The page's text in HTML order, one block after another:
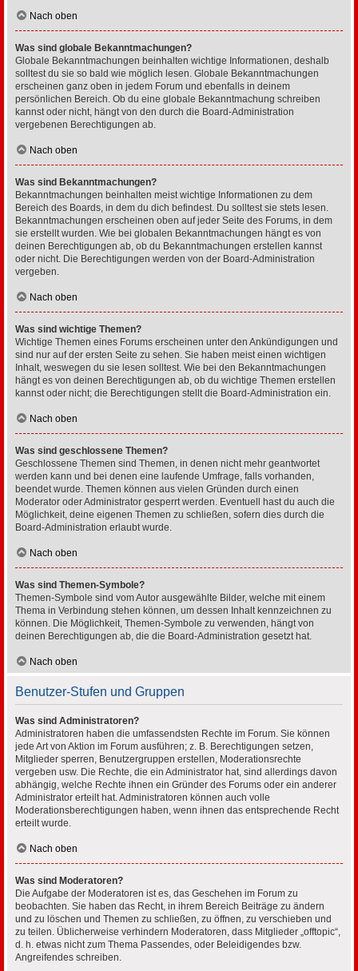
Nach oben
Was sind globale Bekanntmachungen?
Globale Bekanntmachungen beinhalten wichtige Informationen, deshalb
solltest du sie so bald wie möglich lesen. Globale Bekanntmachungen
erscheinen ganz oben in jedem Forum und ebenfalls in deinem
persönlichen Bereich. Ob du eine globale Bekanntmachung schreiben
kannst oder nicht, hängt von den durch die Board-Administration
vergebenen Berechtigungen ab.
Nach oben
Was sind Bekanntmachungen?
Bekanntmachungen beinhalten meist wichtige Informationen zu dem
Bereich des Boards, in dem du dich befindest. Du solltest sie stets lesen.
Bekanntmachungen erscheinen oben auf jeder Seite des Forums, in dem
sie erstellt wurden. Wie bei globalen Bekanntmachungen hängt es von
deinen Berechtigungen ab, ob du Bekanntmachungen erstellen kannst
oder nicht. Die Berechtigungen werden von der Board-Administration
vergeben.
Nach oben
Was sind wichtige Themen?
Wichtige Themen eines Forums erscheinen unter den Ankündigungen und
sind nur auf der ersten Seite zu sehen. Sie haben meist einen wichtigen
Inhalt, weswegen du sie lesen solltest. Wie bei den Bekanntmachungen
hängt es von deinen Berechtigungen ab, ob du wichtige Themen erstellen
kannst oder nicht; die Berechtigungen stellt die Board-Administration ein.
Nach oben
Was sind geschlossene Themen?
Geschlossene Themen sind Themen, in denen nicht mehr geantwortet
werden kann und bei denen eine laufende Umfrage, falls vorhanden,
beendet wurde. Themen können aus vielen Gründen durch einen
Moderator oder Administrator gesperrt werden. Eventuell hast du auch die
Möglichkeit, deine eigenen Themen zu schließen, sofern dies durch die
Board-Administration erlaubt wurde.
Nach oben
Was sind Themen-Symbole?
Themen-Symbole sind vom Autor ausgewählte Bilder, welche mit einem
Thema in Verbindung stehen können, um dessen Inhalt kennzeichnen zu
können. Die Möglichkeit, Themen-Symbole zu verwenden, hängt von
deinen Berechtigungen ab, die die Board-Administration gesetzt hat.
Nach oben
Benutzer-Stufen und Gruppen
Was sind Administratoren?
Administratoren haben die umfassendsten Rechte im Forum. Sie können
jede Art von Aktion im Forum ausführen; z. B. Berechtigungen setzen,
Mitglieder sperren, Benutzergruppen erstellen, Moderationsrechte
vergeben usw. Die Rechte, die ein Administrator hat, sind allerdings davon
abhängig, welche Rechte ihnen ein Gründer des Forums oder ein anderer
Administrator erteilt hat. Administratoren können auch volle
Moderationsberechtigungen haben, wenn ihnen das entsprechende Recht
erteilt wurde.
Nach oben
Was sind Moderatoren?
Die Aufgabe der Moderatoren ist es, das Geschehen im Forum zu
beobachten. Sie haben das Recht, in ihrem Bereich Beiträge zu ändern
und zu löschen und Themen zu schließen, zu öffnen, zu verschieben und
zu teilen. Üblicherweise verhindern Moderatoren, dass Mitglieder „offtopic“,
d. h. etwas nicht zum Thema Passendes, oder Beleidigendes bzw.
Angreifendes schreiben.